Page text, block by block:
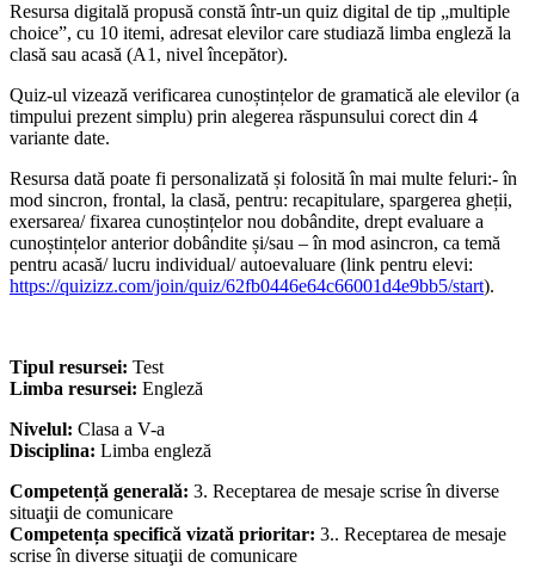
Resursa digitală propusă constă într-un quiz digital de tip „multiple
choice”, cu 10 itemi, adresat elevilor care studiază limba engleză la
clasă sau acasă (A1, nivel începător).
Quiz-ul vizează verificarea cunoștințelor de gramatică ale elevilor (a
timpului prezent simplu) prin alegerea răspunsului corect din 4
variante date.
Resursa dată poate fi personalizată și folosită în mai multe feluri:- în
mod sincron, frontal, la clasă, pentru: recapitulare, spargerea gheții,
exersarea/ fixarea cunoștințelor nou dobândite, drept evaluare a
cunoștințelor anterior dobândite și/sau – în mod asincron, ca temă
pentru acasă/ lucru individual/ autoevaluare (link pentru elevi:
https://quizizz.com/join/quiz/62fb0446e64c66001d4e9bb5/start).
Tipul resursei: Test
Limba resursei: Engleză
Nivelul: Clasa a V-a
Disciplina: Limba engleză
Competență generală: 3. Receptarea de mesaje scrise în diverse
situaţii de comunicare
Competența specifică vizată prioritar: 3.. Receptarea de mesaje
scrise în diverse situaţii de comunicare